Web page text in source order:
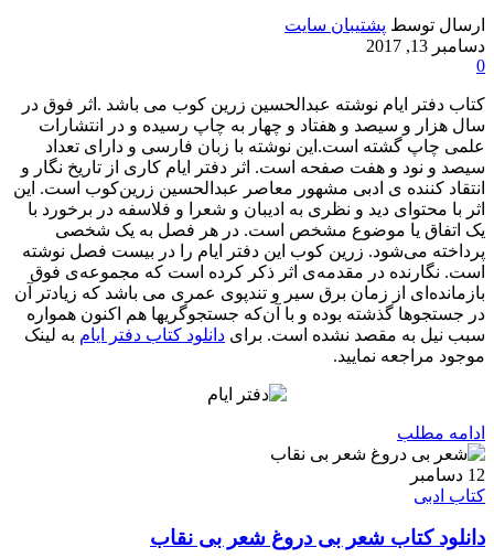
ارسال توسط پشتیبان سایت
دسامبر 13, 2017
0
کتاب دفتر ایام نوشته عبدالحسین زرین کوب می باشد .اثر فوق در
سال هزار و سیصد و هفتاد و چهار به چاپ رسیده و در انتشارات
علمی چاپ گشته است.این نوشته با زبان فارسی و دارای تعداد
سیصد و نود و هفت صفحه است. اثر دفتر ایام کاری از تاریخ‌ نگار و
انتقاد کننده ی ادبی مشهور معاصر عبدالحسین زرین‌کوب است. این
اثر با محتوای دید و نظری به ادیبان و شعرا و فلاسفه در برخورد با
یک اتفاق یا موضوع مشخص است. در هر فصل به یک شخصی
پرداخته می‌شود. زرین‌ کوب این دفتر ایام را در بیست فصل نوشته
است. نگارنده در مقدمه‌ی اثر ذکر کرده است که مجموعه‌ی فوق
بازمانده‌ای از زمان برق سیر و تندپوی عمری می باشد که زیادتر آن
در جستجوها گذشته بوده و با آن‌که جستجوگریها هم اکنون همواره
سبب نیل به مقصد نشده است. برای دانلود کتاب دفتر ایام به لینک
موجود مراجعه نمایید.
ادامه مطلب
12 دسامبر
کتاب ادبی
دانلود کتاب شعر بی دروغ شعر بی نقاب